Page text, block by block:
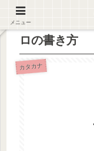
ロの書き方
カタカナ
メニュー